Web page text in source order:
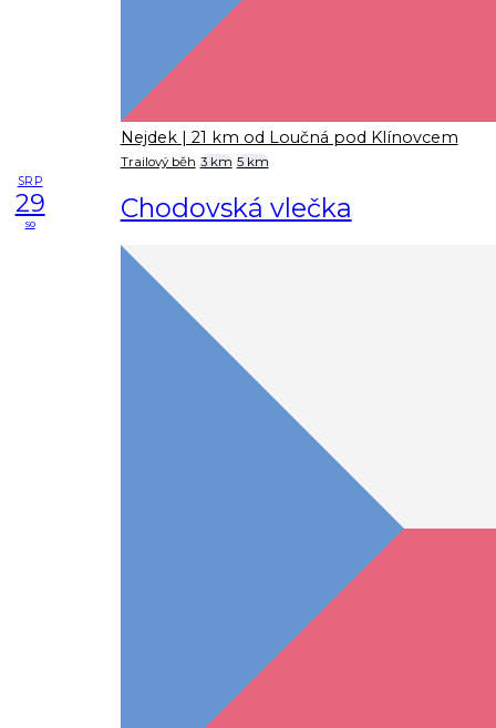
Nejdek | 21 km od Loučná pod Klínovcem
Trailový běh 3 km 5 km
SRP
29
so Chodovská vlečka